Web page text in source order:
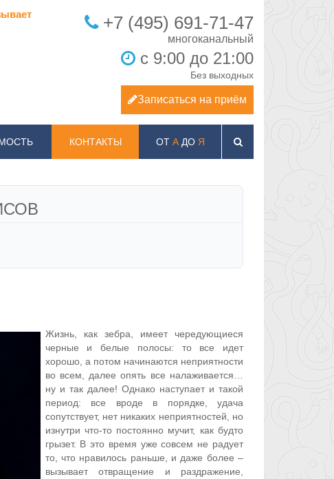
+7 (495) 691-71-47
с 9:00 до 21:00
Без выходных
Записаться на приём
КОНТАКТЫ ОТ АДО Я
Жизнь, как зебра, имеет чередующиеся
черные и белые полосы: то все идет
хорошо, а потом начинаются неприятности
во всем, далее опять все налаживается…
ну и так далее! Однако наступает и такой
период: все вроде в порядке, удача
сопутствует, нет никаких неприятностей, но
изнутри что-то постоянно мучит, как будто
грызет. В это время уже совсем не радует
то, что нравилось раньше, и даже более –
вызывает отвращение и раздражение,